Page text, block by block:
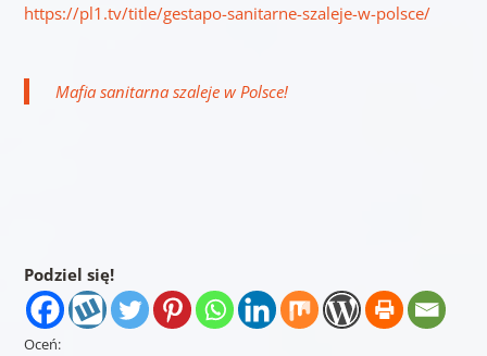
https://pl1.tv/title/gestapo-sanitarne-szaleje-w-polsce/
Mafia sanitarna szaleje w Polsce!
Podziel się!
Oceń: